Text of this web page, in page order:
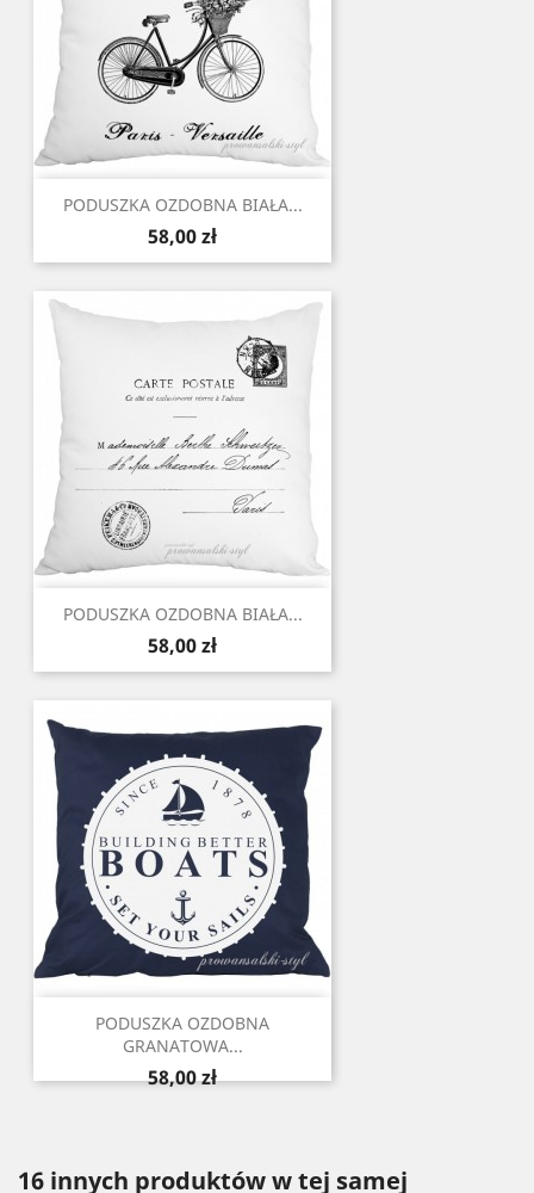
PODUSZKA OZDOBNA BIAŁA...
Cena
58,00 zł
PODUSZKA OZDOBNA BIAŁA...
Cena
58,00 zł
PODUSZKA OZDOBNA
GRANATOWA...
Cena
58,00 zł
16 innych produktów w tej samej